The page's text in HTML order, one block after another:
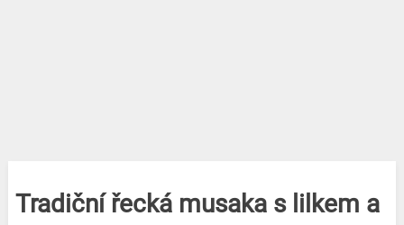
Tradiční řecká musaka s lilkem a